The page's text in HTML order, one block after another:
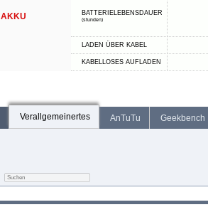
AKKU BATTERIELEBENSDAUER
(stunden)
LADEN ÜBER KABEL
KABELLOSES AUFLADEN
Verallgemeinertes AnTuTu Geekbench